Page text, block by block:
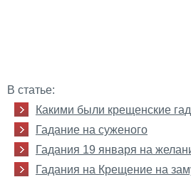
В статье:
Какими были крещенские
Гадание на суженого
Гадания 19 января на
Гадания на Крещение на